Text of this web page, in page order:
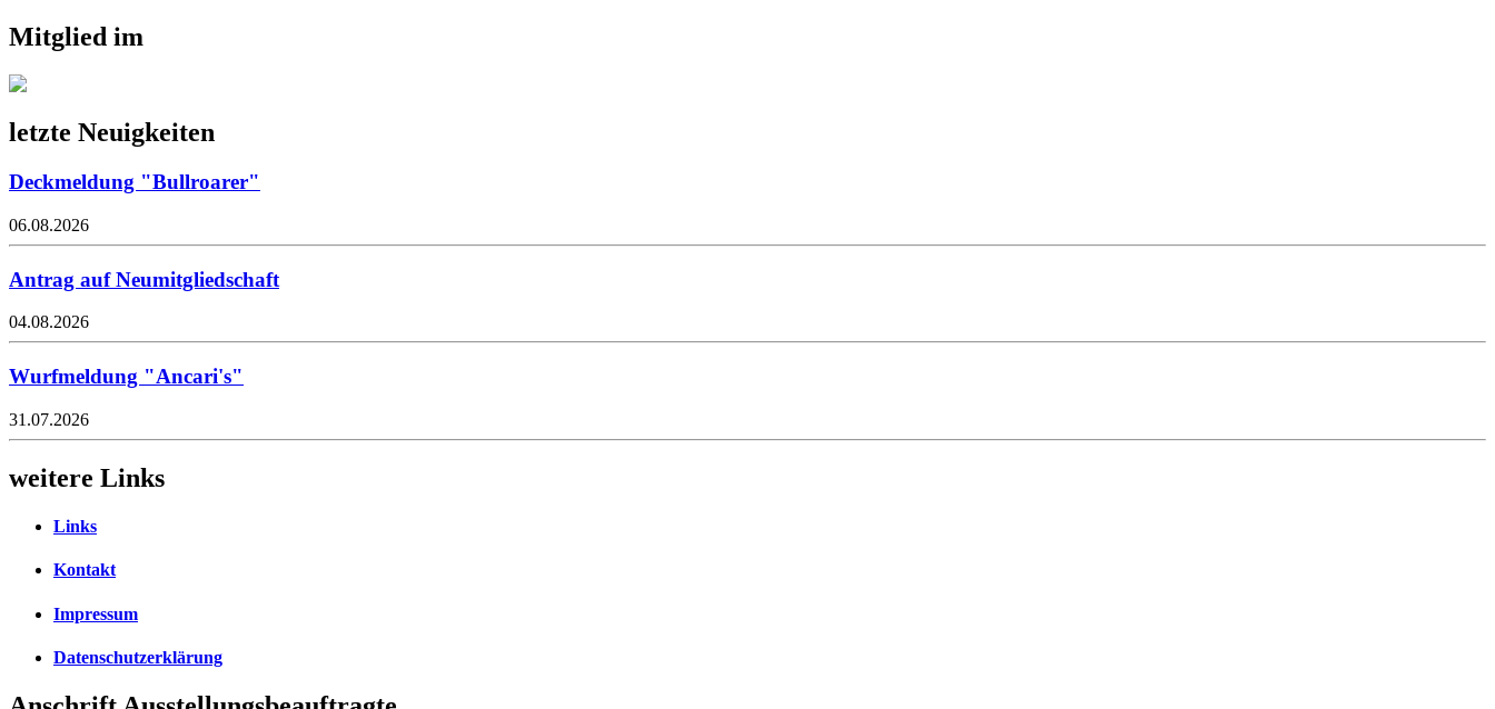
Mitglied im
letzte Neuigkeiten
Deckmeldung "Bullroarer"
06.08.2026
Antrag auf Neumitgliedschaft
04.08.2026
Wurfmeldung "Ancari's"
31.07.2026
weitere Links
Links
Kontakt
Impressum
Datenschutzerklärung